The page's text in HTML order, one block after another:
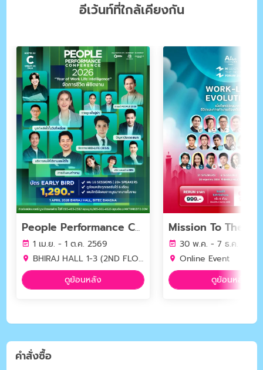
อีเว้นท์ที่ใกล้เคียงกัน
People Performance Conference (PPC2026) - YEAR OF WORK LIFE INTELLIGENCE
1 เม.ย. - 1 ต.ค. 2569
BHIRAJ HALL 1-3 (2ND FLOOR) BITEC BANGNA
ดูย้อนหลัง
30 พ.ค. - 7 ธ.ค. 2569
Online Event
ดูย้อนหลัง
คำสั่งซื้อ